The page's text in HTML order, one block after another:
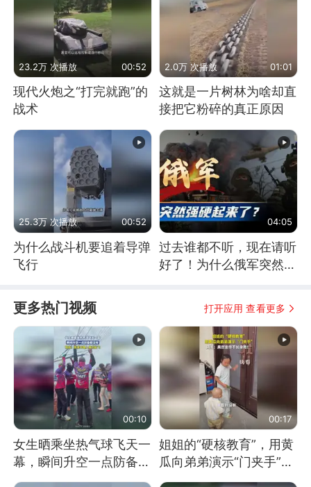
23.2万 次播放 00:52
现代火炮之“打完就跑”的
战术
2.0万 次播放 01:01
这就是一片树林为啥却直
接把它粉碎的真正原因
25.3万 次播放 00:52
为什么战斗机要追着导弹
飞行
04:05
过去谁都不听，现在请听
好了！为什么俄军突然强
更多热门视频 打开应用 查看更多
00:10
女生晒乘坐热气球飞天一
幕，瞬间升空一点防备都
没有
00:17
姐姐的“硬核教育”，用黄
瓜向弟弟演示“门夹手”，
网友：果然言传不如身